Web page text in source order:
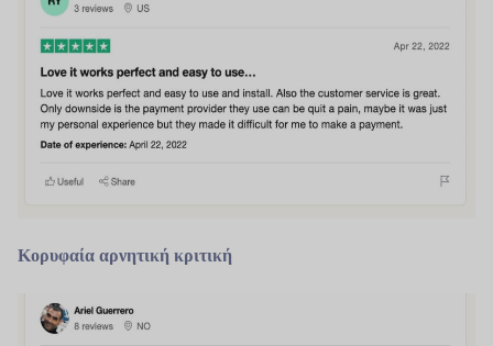
Κορυφαία αρνητική κριτική